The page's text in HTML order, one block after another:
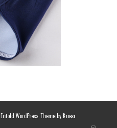
Enfold WordPress Theme by Kriesi